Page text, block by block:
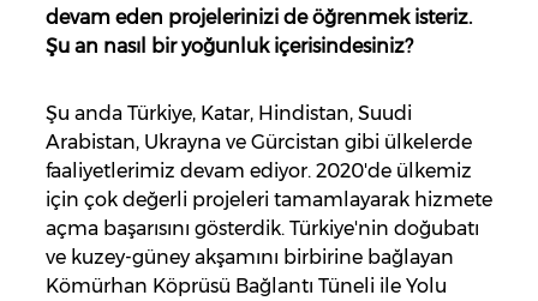
devam eden projelerinizi de öğrenmek isteriz.
Şu an nasıl bir yoğunluk içerisindesiniz?
Şu anda Türkiye, Katar, Hindistan, Suudi
Arabistan, Ukrayna ve Gürcistan gibi ülkelerde
faaliyetlerimiz devam ediyor. 2020'de ülkemiz
için çok değerli projeleri tamamlayarak hizmete
açma başarısını gösterdik. Türkiye'nin doğubatı
ve kuzey-güney akşamını birbirine bağlayan
Kömürhan Köprüsü Bağlantı Tüneli ile Yolu